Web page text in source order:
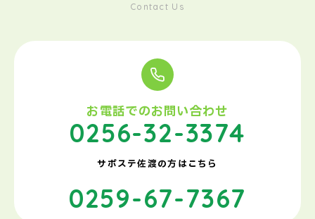
Contact Us
お電話でのお問い合わせ
0256-32-3374
サポステ佐渡の方はこちら
0259-67-7367